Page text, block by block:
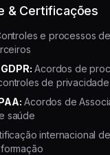
& Certificações
e processos
Acordos de
de privacidade
Acordos de
saúde
internacional